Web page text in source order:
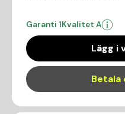
Garanti 1Kvalitet A
Lägg i
Betala